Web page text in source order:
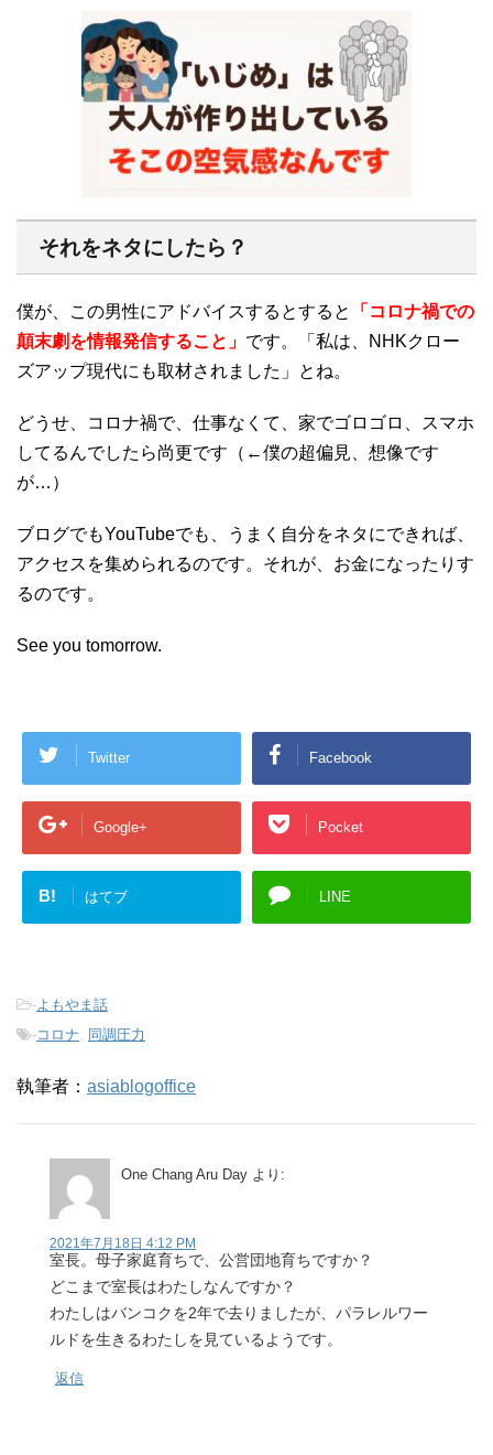
それをネタにしたら？
僕が、この男性にアドバイスするとすると
「コロナ禍での
顛末劇を情報発信すること」 です。「私は、NHKクロー
ズアップ現代にも取材されました」とね。
どうせ、コロナ禍で、仕事なくて、家でゴロゴロ、スマホ
してるんでしたら尚更です（←僕の超偏見、想像です
が…）
ブログでもYouTubeでも、うまく自分をネタにできれば、
アクセスを集められるのです。それが、お金になったりす
るのです。
See you tomorrow.
Twitter Facebook
Google+ Pocket
B! はてブ LINE
-よもやま話
-コロナ 同調圧力
執筆者： asiablogoffice
One Chang Aru Day より:
2021年7月18日 4:12 PM
室長。母子家庭育ちで、公営団地育ちですか？
どこまで室長はわたしなんですか？
わたしはバンコクを2年で去りましたが、パラレルワー
ルドを生きるわたしを見ているようです。
返信